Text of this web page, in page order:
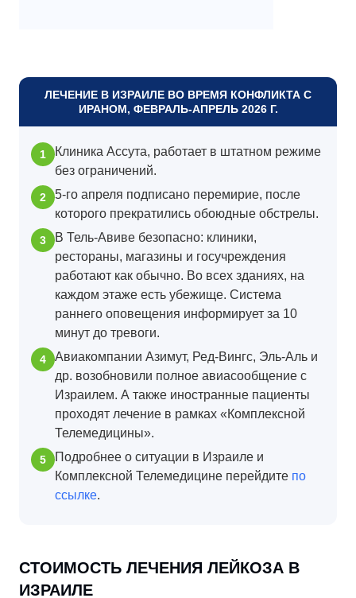
ЛЕЧЕНИЕ В ИЗРАИЛЕ ВО ВРЕМЯ КОНФЛИКТА С
ИРАНОМ, ФЕВРАЛЬ-АПРЕЛЬ 2026 Г.
Клиника Ассута, работает в штатном режиме
без ограничений.
5-го апреля подписано перемирие, после
которого прекратились обоюдные обстрелы.
В Тель-Авиве безопасно: клиники,
рестораны, магазины и госучреждения
работают как обычно. Во всех зданиях, на
каждом этаже есть убежище. Система
раннего оповещения информирует за 10
минут до тревоги.
Авиакомпании Азимут, Ред-Вингс, Эль-Аль и
др. возобновили полное авиасообщение с
Израилем. А также иностранные пациенты
проходят лечение в рамках «Комплексной
Телемедицины».
Подробнее о ситуации в Израиле и
Комплексной Телемедицине перейдите по
ссылке.
СТОИМОСТЬ ЛЕЧЕНИЯ ЛЕЙКОЗА В
ИЗРАИЛЕ